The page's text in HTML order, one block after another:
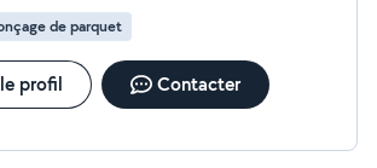
de parquet
profil Contacter